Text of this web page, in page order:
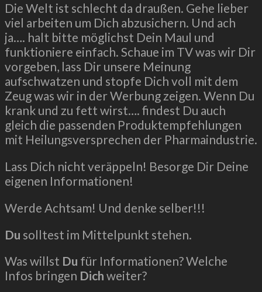
Die Welt ist schlecht da draußen. Gehe lieber
viel arbeiten um Dich abzusichern. Und ach
ja…. halt bitte möglichst Dein Maul und
funktioniere einfach. Schaue im TV was wir Dir
vorgeben, lass Dir unsere Meinung
aufschwatzen und stopfe Dich voll mit dem
Zeug was wir in der Werbung zeigen. Wenn Du
krank und zu fett wirst…. findest Du auch
gleich die passenden Produktempfehlungen
mit Heilungsversprechen der Pharmaindustrie.
Lass Dich nicht veräppeln! Besorge Dir Deine
eigenen Informationen!
Werde Achtsam! Und denke selber!!!
Du solltest im Mittelpunkt stehen.
Was willst Du für Informationen? Welche
Infos bringen Dich weiter?